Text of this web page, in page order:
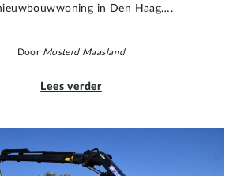
in Den Haag….
Door Mosterd Maasland
Lees verder